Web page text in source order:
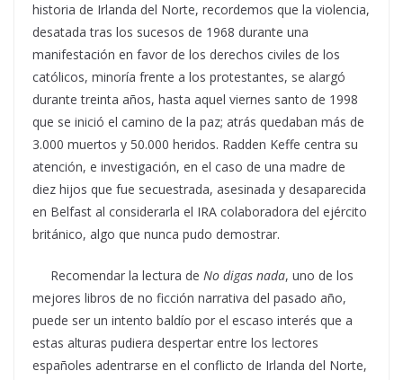
historia de Irlanda del Norte, recordemos que la violencia,
desatada tras los sucesos de 1968 durante una
manifestación en favor de los derechos civiles de los
católicos, minoría frente a los protestantes, se alargó
durante treinta años, hasta aquel viernes santo de 1998
que se inició el camino de la paz; atrás quedaban más de
3.000 muertos y 50.000 heridos. Radden Keffe centra su
atención, e investigación, en el caso de una madre de
diez hijos que fue secuestrada, asesinada y desaparecida
en Belfast al considerarla el IRA colaboradora del ejército
británico, algo que nunca pudo demostrar.
Recomendar la lectura de No digas nada, uno de los
mejores libros de no ficción narrativa del pasado año,
puede ser un intento baldío por el escaso interés que a
estas alturas pudiera despertar entre los lectores
españoles adentrarse en el conflicto de Irlanda del Norte,